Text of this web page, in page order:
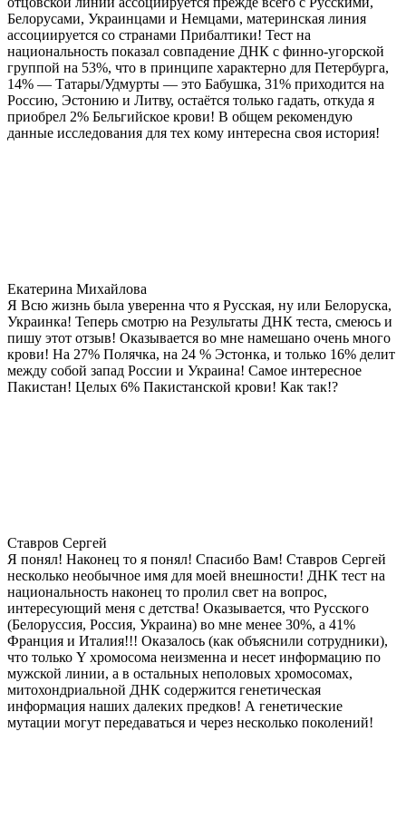
Белорусами, Украинцами и Немцами, материнская линия
ассоциируется со странами Прибалтики! Тест на
национальность показал совпадение ДНК с финно-угорской
группой на 53%, что в принципе характерно для Петербурга,
14% — Татары/Удмурты — это Бабушка, 31% приходится на
Россию, Эстонию и Литву, остаётся только гадать, откуда я
приобрел 2% Бельгийское крови! В общем рекомендую
данные исследования для тех кому интересна своя история!
Екатерина Михайлова
Я Всю жизнь была уверенна что я Русская, ну или Белоруска,
Украинка! Теперь смотрю на Результаты ДНК теста, смеюсь и
пишу этот отзыв! Оказывается во мне намешано очень много
крови! На 27% Полячка, на 24 % Эстонка, и только 16% делит
между собой запад России и Украина! Самое интересное
Пакистан! Целых 6% Пакистанской крови! Как так!?
Ставров Сергей
Я понял! Наконец то я понял! Спасибо Вам! Ставров Сергей
несколько необычное имя для моей внешности! ДНК тест на
национальность наконец то пролил свет на вопрос,
интересующий меня с детства! Оказывается, что Русского
(Белоруссия, Россия, Украина) во мне менее 30%, а 41%
Франция и Италия!!! Оказалось (как объяснили сотрудники),
что только Y хромосома неизменна и несет информацию по
мужской линии, а в остальных неполовых хромосомах,
митохондриальной ДНК содержится генетическая
информация наших далеких предков! А генетические
мутации могут передаваться и через несколько поколений!